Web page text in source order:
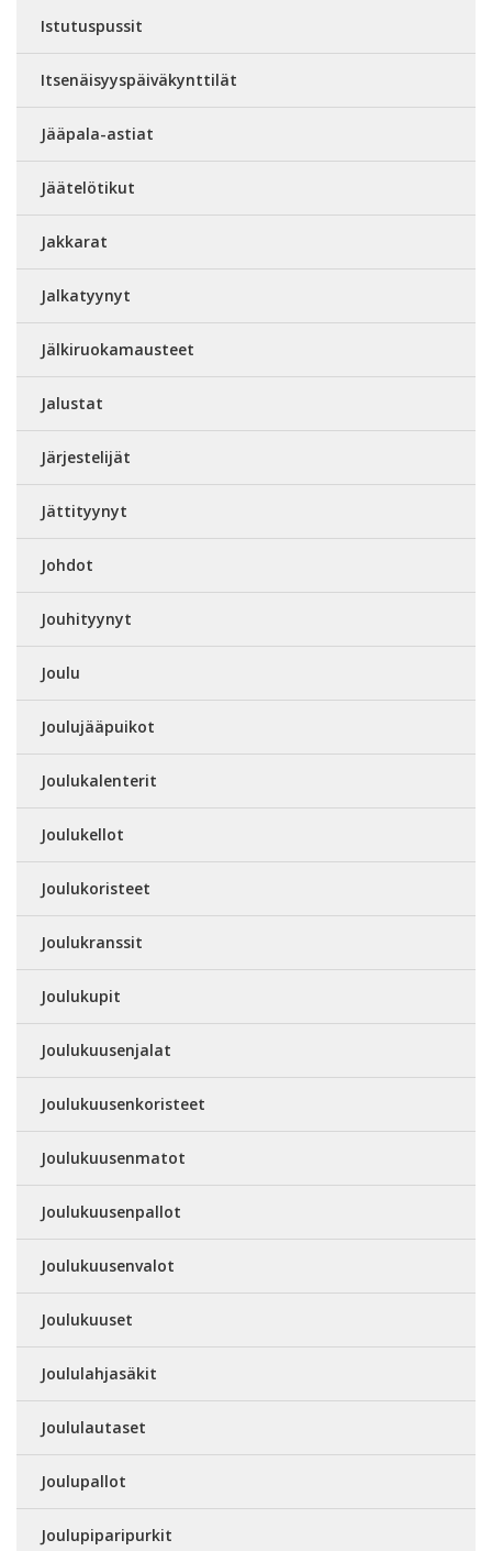
Istutuspussit
Itsenäisyyspäiväkynttilät
Jääpala-astiat
Jäätelötikut
Jakkarat
Jalkatyynyt
Jälkiruokamausteet
Jalustat
Järjestelijät
Jättityynyt
Johdot
Jouhityynyt
Joulu
Joulujääpuikot
Joulukalenterit
Joulukellot
Joulukoristeet
Joulukranssit
Joulukupit
Joulukuusenjalat
Joulukuusenkoristeet
Joulukuusenmatot
Joulukuusenpallot
Joulukuusenvalot
Joulukuuset
Joululahjasäkit
Joululautaset
Joulupallot
Joulupiparipurkit